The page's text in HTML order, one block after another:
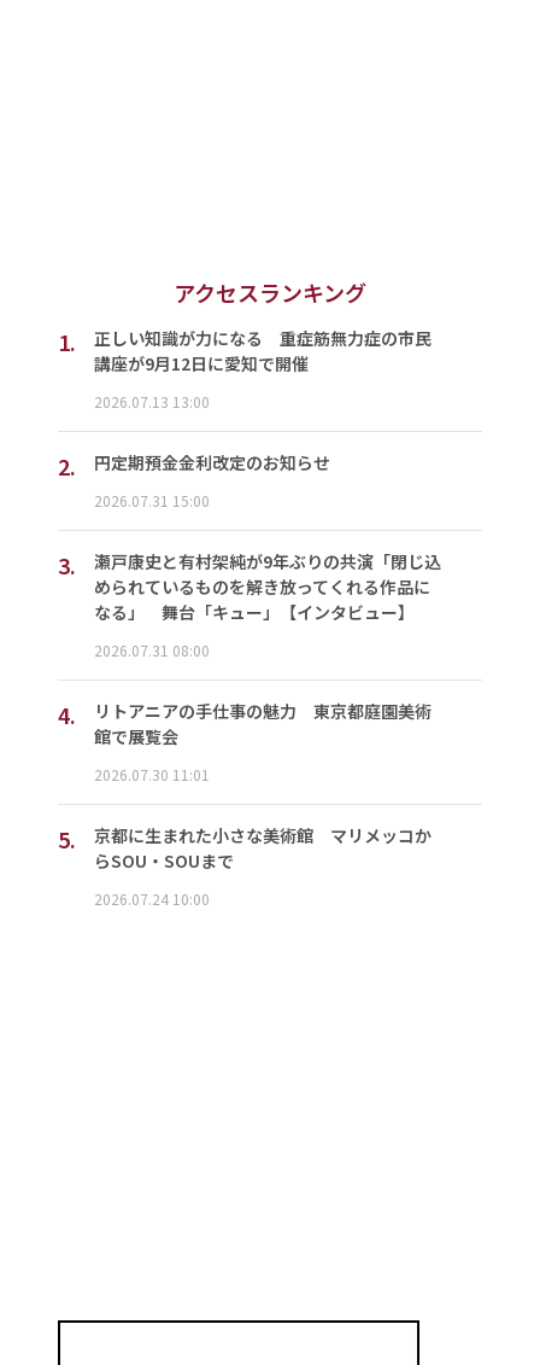
アクセスランキング
1.
正しい知識が力になる 重症筋無力症の市民
講座が9月12日に愛知で開催
2026.07.13 13:00
2. 円定期預金金利改定のお知らせ
2026.07.31 15:00
3.
瀬戸康史と有村架純が9年ぶりの共演「閉じ込
められているものを解き放ってくれる作品に
なる」 舞台「キュー」【インタビュー】
2026.07.31 08:00
4.
リトアニアの手仕事の魅力 東京都庭園美術
館で展覧会
2026.07.30 11:01
5.
京都に生まれた小さな美術館 マリメッコか
らSOU・SOUまで
2026.07.24 10:00